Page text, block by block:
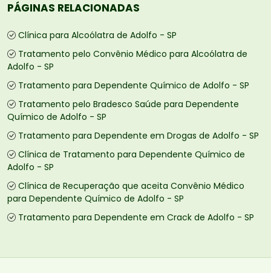
PÁGINAS RELACIONADAS
Clínica para Alcoólatra de Adolfo - SP
Tratamento pelo Convênio Médico para Alcoólatra de
Adolfo - SP
Tratamento para Dependente Químico de Adolfo - SP
Tratamento pelo Bradesco Saúde para Dependente
Químico de Adolfo - SP
Tratamento para Dependente em Drogas de Adolfo - SP
Clínica de Tratamento para Dependente Químico de
Adolfo - SP
Clínica de Recuperação que aceita Convênio Médico
para Dependente Químico de Adolfo - SP
Tratamento para Dependente em Crack de Adolfo - SP